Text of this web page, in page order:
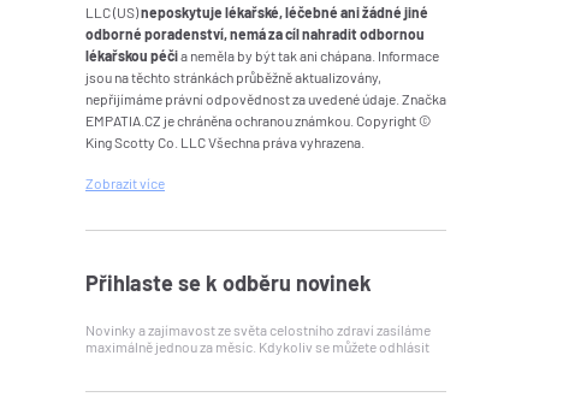
LLC (US)neposkytuje lékařské, léčebné ani žádné jiné
odborné poradenství, nemá za cíl nahradit odbornou
lékařskou péčia neměla by být tak ani chápana. Informace
jsou na těchto stránkách průběžně aktualizovány,
nepřijímáme právní odpovědnost za uvedené údaje. Značka
EMPATIA.CZ je chráněna ochranou známkou. Copyright ©
King Scotty Co. LLC Všechna práva vyhrazena.
Zobrazitvíce
Přihlaste se k odběru novinek
Novinky a zajímavost ze světa celostního zdraví zasíláme
maximálně jednou za měsíc. Kdykoliv se můžete odhlásit